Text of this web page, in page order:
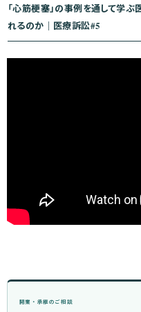
「心筋梗塞」の事例を通して学
れるのか｜医療訴訟#5
開業・承継のご相談